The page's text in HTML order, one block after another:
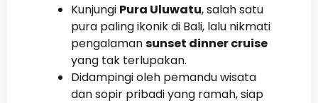
Kunjungi Pura Uluwatu, salah satu
pura paling ikonik di Bali, lalu nikmati
pengalamansunset dinner cruise
yang tak terlupakan.
Didampingi oleh pemandu wisata
dan sopir pribadi yang ramah, siap